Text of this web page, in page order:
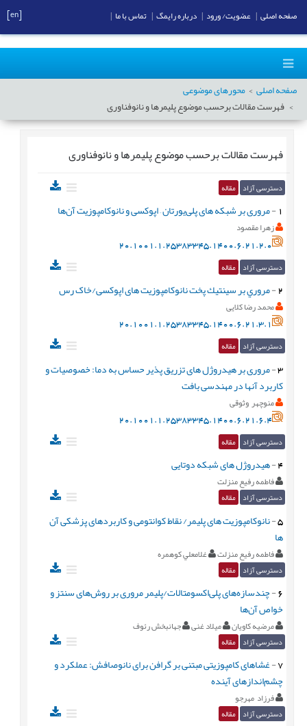
صفحه اصلی
محورهای موضوعی
فهرست مقالات برحسب موضوعپليمرها و نانوفناوری
فهرست مقالات برحسب موضوعپليمرها و نانوفناوری
دسترسی آزاد مقاله
-مروری بر شبکه های پلی‌یورتان – اپوکسی و نانوکامپوزیت آن‌ها
زهرا مقصود
20.1001.1.25383345.1400.6.21.2.0
دسترسی آزاد مقاله
2
-مروري بر سينتيك پخت نانوکامپوزیت های اپوکسی/خاک رس
محمد رضا کلایی
20.1001.1.25383345.1400.6.21.3.1
دسترسی آزاد مقاله
3
-مروری بر هیدروژل های تزریق پذیر حساس به دما: خصوصیات و
کاربرد آنها در مهندسی بافت
منوچهر وثوقی
20.1001.1.25383345.1400.6.21.6.4
دسترسی آزاد مقاله
4
-هیدروژل های شبکه دوتایی
فاطمه رفیع منزلت
دسترسی آزاد مقاله
5
-نانوکامپوزیت های پلیمر/ نقاط کوانتومی و کاربردهای پزشکی آن
ها
فاطمه رفیع منزلت غلامعلي کوهمره
دسترسی آزاد مقاله
6
-چندسازه‌های پلی‌اکسومتالات/پلیمر مروری بر روش‌های سنتز و
خواص آن‌ها
مرضیه کاویان میلاد غنی جهانبخش رئوف
دسترسی آزاد مقاله
7
-غشاهای کامپوزیتی مبتنی بر گرافن برای نانوصافش: عملکرد و
چشم‌اندازهای آینده
فرزاد مهرجو
دسترسی آزاد مقاله
صفحه اصلی عضویت/ ورود درباره رایمگ تماس با ما